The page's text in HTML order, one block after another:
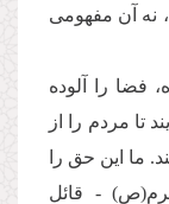
نه آن مفهومى
فضا را آلوده
تا مردم را از
ما این حق را
- قائل